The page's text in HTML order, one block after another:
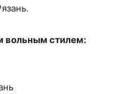
вольным стилем: